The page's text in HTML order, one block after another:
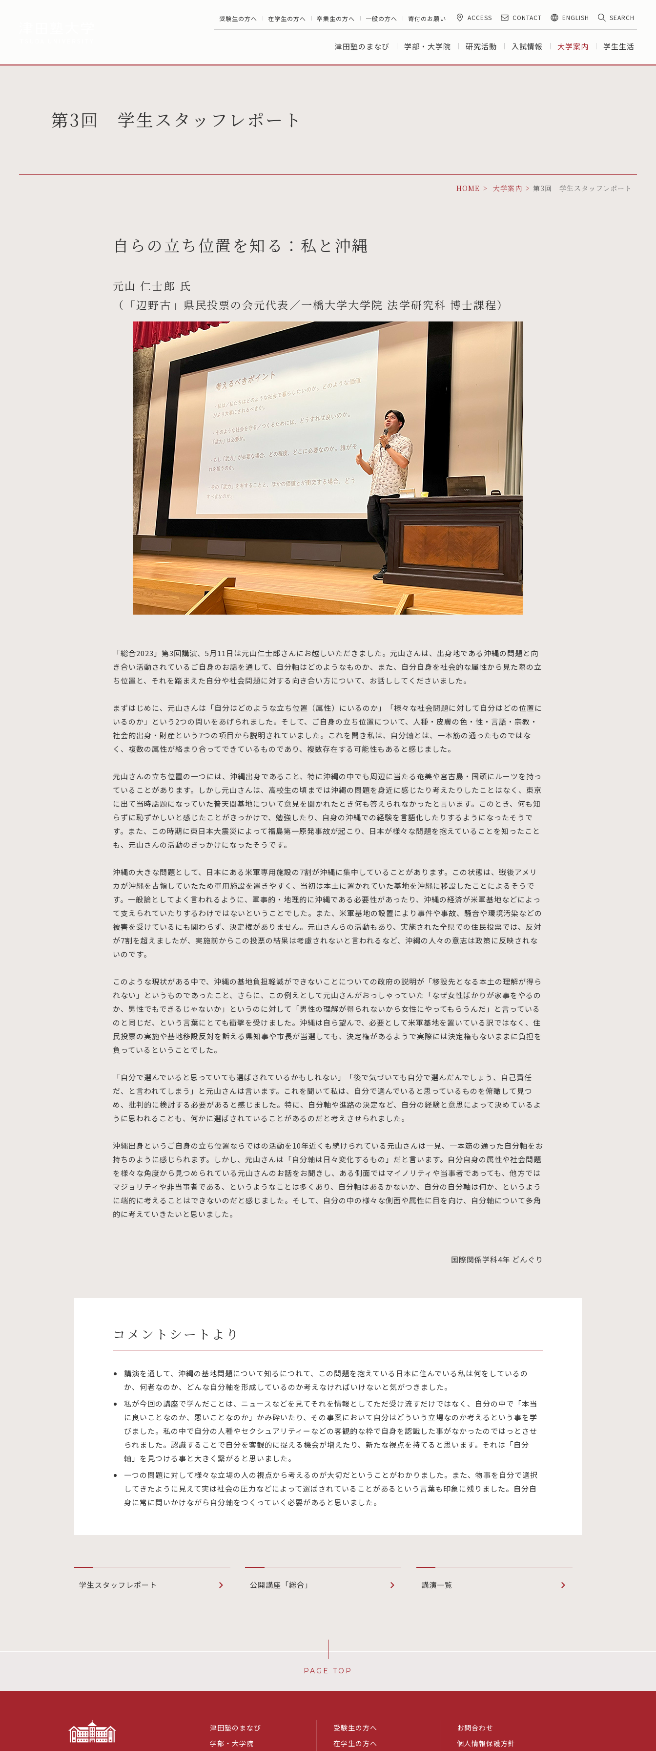
受験生の方へ 在学生の方へ 卒業生の方へ 一般の方へ 寄付のお願い ACCESS CONTACT ENGLISH SEARCH
津田塾のまなび 学部・大学院 研究活動 入試情報 大学案内 学生生活
第3回 学生スタッフレポート
HOME 大学案内 第3回 学生スタッフレポート
自らの立ち位置を知る：私と沖縄
元山 仁士郎 氏
（「辺野古」県民投票の会元代表／一橋大学大学院 法学研究科 博士課程）
「総合2023」第3回講演、5月11日は元山仁士郎さんにお越しいただきました。元山さんは、出身地である沖縄の問題と向
き合い活動されているご自身のお話を通して、自分軸はどのようなものか、また、自分自身を社会的な属性から見た際の立
ち位置と、それを踏まえた自分や社会問題に対する向き合い方について、お話ししてくださいました。
まずはじめに、元山さんは「自分はどのような立ち位置（属性）にいるのか」「様々な社会問題に対して自分はどの位置に
いるのか」という2つの問いをあげられました。そして、ご自身の立ち位置について、人種・皮膚の色・性・言語・宗教・
社会的出身・財産という7つの項目から説明されていました。これを聞き私は、自分軸とは、一本筋の通ったものではな
く、複数の属性が絡まり合ってできているものであり、複数存在する可能性もあると感じました。
元山さんの立ち位置の一つには、沖縄出身であること、特に沖縄の中でも周辺に当たる奄美や宮古島・国頭にルーツを持っ
ていることがあります。しかし元山さんは、高校生の頃までは沖縄の問題を身近に感じたり考えたりしたことはなく、東京
に出て当時話題になっていた普天間基地について意見を聞かれたとき何も答えられなかったと言います。このとき、何も知
らずに恥ずかしいと感じたことがきっかけで、勉強したり、自身の沖縄での経験を言語化したりするようになったそうで
す。また、この時期に東日本大震災によって福島第一原発事故が起こり、日本が様々な問題を抱えていることを知ったこと
も、元山さんの活動のきっかけになったそうです。
沖縄の大きな問題として、日本にある米軍専用施設の7割が沖縄に集中していることがあります。この状態は、戦後アメリ
カが沖縄を占領していたため軍用施設を置きやすく、当初は本土に置かれていた基地を沖縄に移設したことによるそうで
す。一般論としてよく言われるように、軍事的・地理的に沖縄である必要性があったり、沖縄の経済が米軍基地などによっ
て支えられていたりするわけではないということでした。また、米軍基地の設置により事件や事故、騒音や環境汚染などの
被害を受けているにも関わらず、決定権がありません。元山さんらの活動もあり、実施された全県での住民投票では、反対
が7割を超えましたが、実施前からこの投票の結果は考慮されないと言われるなど、沖縄の人々の意志は政策に反映されな
いのです。
このような現状がある中で、沖縄の基地負担軽減ができないことについての政府の説明が「移設先となる本土の理解が得ら
れない」というものであったこと、さらに、この例えとして元山さんがおっしゃっていた「なぜ女性ばかりが家事をやるの
か、男性でもできるじゃないか」というのに対して「男性の理解が得られないから女性にやってもらうんだ」と言っている
のと同じだ、という言葉にとても衝撃を受けました。沖縄は自ら望んで、必要として米軍基地を置いている訳ではなく、住
民投票の実施や基地移設反対を訴える県知事や市長が当選しても、決定権があるようで実際には決定権もないままに負担を
負っているということでした。
「自分で選んでいると思っていても選ばされているかもしれない」「後で気づいても自分で選んだんでしょう、自己責任
だ、と言われてしまう」と元山さんは言います。これを聞いて私は、自分で選んでいると思っているものを俯瞰して見つ
め、批判的に検討する必要があると感じました。特に、自分軸や進路の決定など、自分の経験と意思によって決めているよ
うに思われることも、何かに選ばされていることがあるのだと考えさせられました。
沖縄出身というご自身の立ち位置ならではの活動を10年近くも続けられている元山さんは一見、一本筋の通った自分軸をお
持ちのように感じられます。しかし、元山さんは「自分軸は日々変化するもの」だと言います。自分自身の属性や社会問題
を様々な角度から見つめられている元山さんのお話をお聞きし、ある側面ではマイノリティや当事者であっても、他方では
マジョリティや非当事者である、というようなことは多くあり、自分軸はあるかないか、自分の自分軸は何か、というよう
に端的に考えることはできないのだと感じました。そして、自分の中の様々な側面や属性に目を向け、自分軸について多角
的に考えていきたいと思いました。
国際関係学科4年 どんぐり
コメントシートより
講演を通して、沖縄の基地問題について知るにつれて、この問題を抱えている日本に住んでいる私は何をしているの
か、何者なのか、どんな自分軸を形成しているのか考えなければいけないと気がつきました。
私が今回の講座で学んだことは、ニュースなどを見てそれを情報としてただ受け流すだけではなく、自分の中で「本当
に良いことなのか、悪いことなのか」かみ砕いたり、その事案において自分はどういう立場なのか考えるという事を学
びました。私の中で自分の人種やセクシュアリティーなどの客観的な枠で自身を認識した事がなかったのではっとさせ
られました。認識することで自分を客観的に捉える機会が増えたり、新たな視点を持てると思います。それは「自分
軸」を見つける事と大きく繋がると思いました。
一つの問題に対して様々な立場の人の視点から考えるのが大切だということがわかりました。また、物事を自分で選択
してきたように見えて実は社会の圧力などによって選ばされていることがあるという言葉も印象に残りました。自分自
身に常に問いかけながら自分軸をつくっていく必要があると思いました。
学生スタッフレポート 公開講座「総合」 講演一覧
PAGE TOP
津田塾のまなび
学部・大学院
受験生の方へ
在学生の方へ
お問合わせ
個人情報保護方針